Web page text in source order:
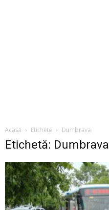
Acasă Etichete Dumbrava
Etichetă: Dumbrava